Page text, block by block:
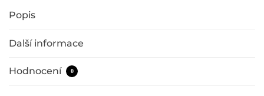
Popis
Další informace
Hodnocení 0